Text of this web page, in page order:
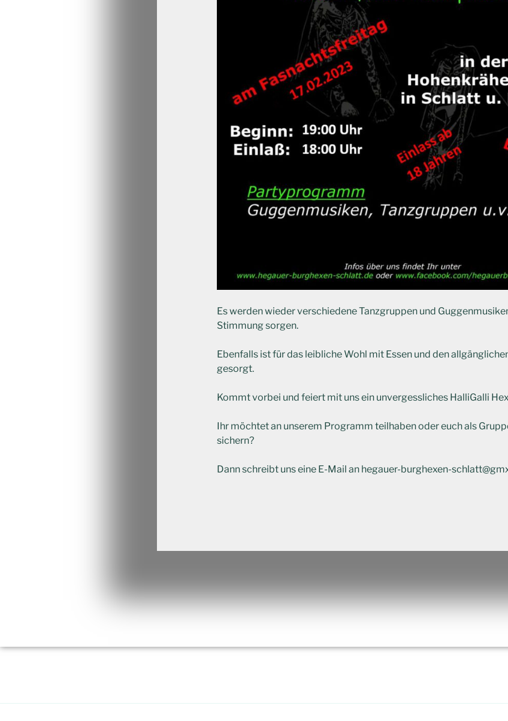
Es werden wieder verschiedene Tanzgruppen und
Stimmung sorgen.
Ebenfalls ist für das leibliche Wohl mit Essen und den
gesorgt.
Kommt vorbei und feiert mit uns ein unvergessliches HalliGalli
Ihr möchtet an unserem Programm teilhaben oder euch als
sichern?
Dann schreibt uns eine E-Mail an hegauer-burghexen-